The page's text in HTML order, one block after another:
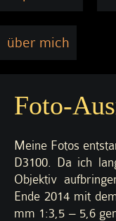
über mich
Foto-
Meine Fotos
D3100. Da ich
Objektiv
Ende 2014 mit
mm 1:3,5 – 5,6